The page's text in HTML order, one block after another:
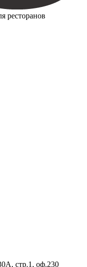
ресторанов
стр.1, оф.230